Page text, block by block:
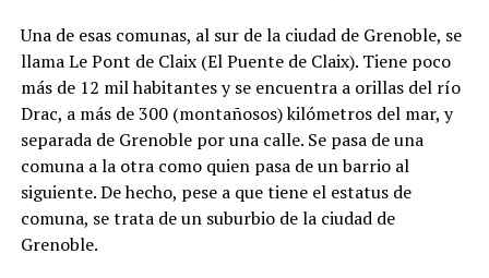
Una de esas comunas, al sur de la ciudad de Grenoble, se
llama Le Pont de Claix (El Puente de Claix). Tiene poco
más de 12 mil habitantes y se encuentra a orillas del río
Drac, a más de 300 (montañosos) kilómetros del mar, y
separada de Grenoble por una calle. Se pasa de una
comuna a la otra como quien pasa de un barrio al
siguiente. De hecho, pese a que tiene el estatus de
comuna, se trata de un suburbio de la ciudad de
Grenoble.